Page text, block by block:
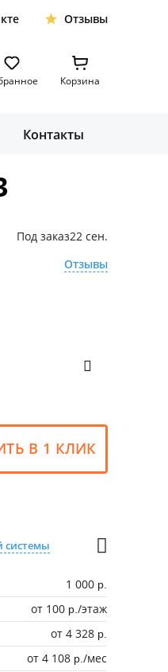
Отзывы
Корзина
Контакты
Под заказ22 сен.
Отзывы
В 1 КЛИК
системы
1 000 р.
от 100 р./этаж
от 4 328 р.
от 4 108 р./мес